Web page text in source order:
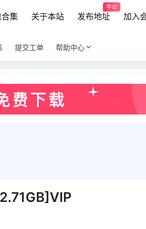
集 关于本站 发布地址
牢记
加入
提交工单 帮助中心